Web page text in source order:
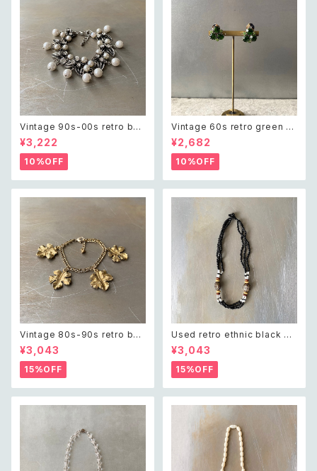
Vintage 90s-00s retro bot
anical crystal bijou×pearl
bracelet レトロ ヴィンテージ
アクセサリー ボタニカル クリス
タル ビジュー×パール ブレスレ
ット
¥3,222
10%OFF
Vintage 60s retro green bi
jou earring レトロ ヴィンテー
ジ アクセサリー グリーン ビジュ
ー イヤリング
¥2,682
10%OFF
Vintage 80s-90s retro bot
anical leaf charm bracelet
レトロ ヴィンテージ アクセサリ
ー ゴールド ボタニカル リーフ
チャーム ブレスレット
¥3,043
15%OFF
Used retro ethnic black be
ads necklace レトロ ユーズ
ド アクセサリー エスニック ブラ
ック ビーズ ネックレス
¥3,043
15%OFF